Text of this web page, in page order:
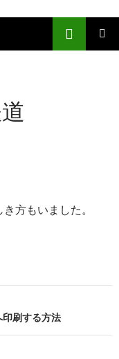
方もいました。
刷する方法